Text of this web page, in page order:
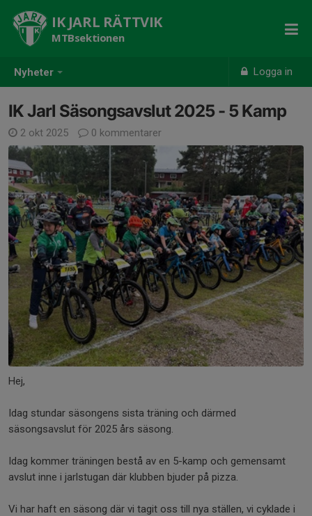
Nyheter Logga in
IK JARL RÄTTVIK
MTBsektionen
IK Jarl Säsongsavslut 2025 - 5 Kamp
2 okt 2025 0 kommentarer
Hej,
Idag stundar säsongens sista träning och därmed
säsongsavslut för 2025 års säsong.
Idag kommer träningen bestå av en 5-kamp och gemensamt
avslut inne i jarlstugan där klubben bjuder på pizza.
Vi har haft en säsong där vi tagit oss till nya ställen, vi cyklade i